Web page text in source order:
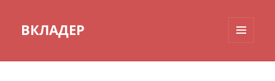
ВКЛАДЕР